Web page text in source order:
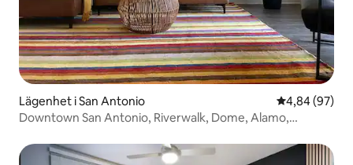
Lägenhet i San Antonio 4,84 av 5 i
4,84 (97)
Downtown San Antonio, Riverwalk, Dome, Alamo,